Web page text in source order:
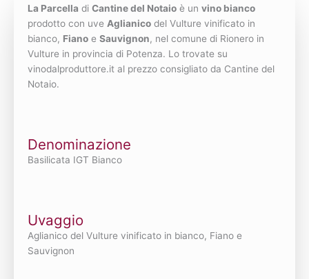
La Parcella di Cantine del Notaio è un vino bianco
prodotto con uve Aglianico del Vulture vinificato in
bianco, Fiano e Sauvignon, nel comune di Rionero in
Vulture in provincia di Potenza. Lo trovate su
vinodalproduttore.it al prezzo consigliato da Cantine del
Notaio.
Denominazione
Basilicata IGT Bianco
Uvaggio
Aglianico del Vulture vinificato in bianco, Fiano e
Sauvignon